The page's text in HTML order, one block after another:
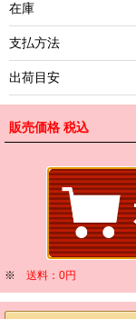
在庫
支払方法
出荷目安
販売価格 税込
※ 送料：0円